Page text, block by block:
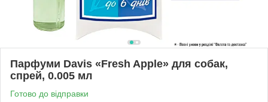
Парфуми Davis «Fresh Apple» для собак,
спрей, 0.005 мл
Готово до відправки